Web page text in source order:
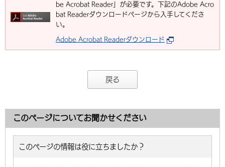
be Acrobat Reader」が必要です。下記のAdobe Acro
bat Readerダウンロードページから入手してくださ
い。
Adobe Acrobat Readerダウンロード
戻る
このページについてお聞かせください